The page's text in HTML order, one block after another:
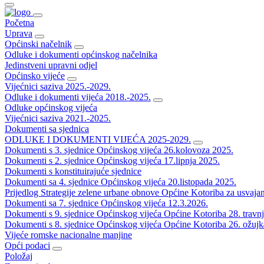
Početna
Uprava
Općinski načelnik
Odluke i dokumenti općinskog načelnika
Jedinstveni upravni odjel
Općinsko vijeće
Vijećnici saziva 2025.-2029.
Odluke i dokumenti vijeća 2018.-2025.
Odluke općinskog vijeća
Vijećnici saziva 2021.-2025.
Dokumenti sa sjednica
ODLUKE I DOKUMENTI VIJEĆA 2025-2029.
Dokumenti s 3. sjednice Općinskog vijeća 26.kolovoza 2025.
Dokumenti s 2. sjednice Općinskog vijeća 17.lipnja 2025.
Dokumenti s konstituirajuće sjednice
Dokumenti sa 4. sjednice Općinskog vijeća 20.listopada 2025.
Prijedlog Strategije zelene urbane obnove Općine Kotoriba za
Dokumenti sa 7. sjednice Općinskog vijeća 12.3.2026.
Dokumenti s 9. sjednice Općinskog vijeća Općine Kotoriba 28.
Dokumenti s 8. sjednice Općinskog vijeća Općine Kotoriba 26.
Vijeće romske nacionalne manjine
Opći podaci
Položaj